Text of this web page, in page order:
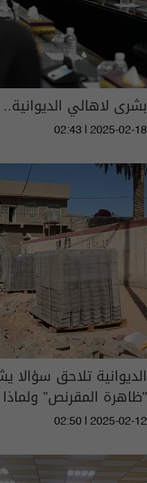
بشرى لاهالي
02:43 | 2025-02-18
الديوانية تلاحق
"ظاهرة المقرنص"
02:50 | 2025-02-12